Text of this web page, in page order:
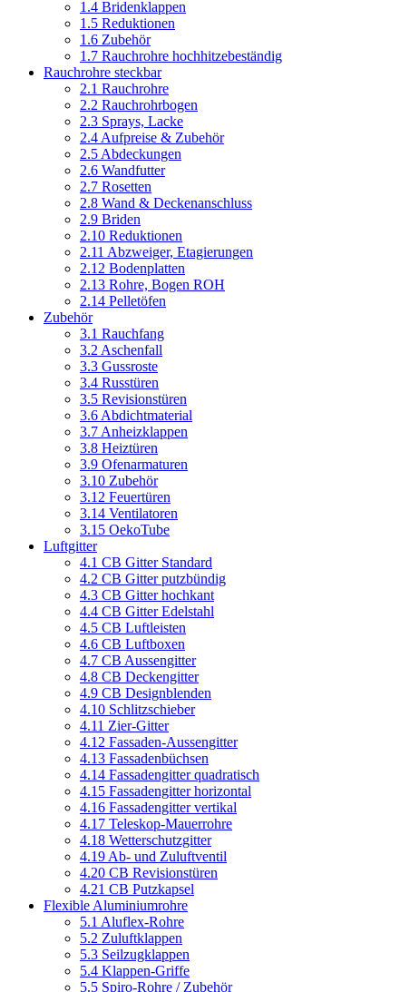
1.4 Bridenklappen
1.5 Reduktionen
1.6 Zubehör
1.7 Rauchrohre hochhitzebeständig
Rauchrohre steckbar
2.1 Rauchrohre
2.2 Rauchrohrbogen
2.3 Sprays, Lacke
2.4 Aufpreise & Zubehör
2.5 Abdeckungen
2.6 Wandfutter
2.7 Rosetten
2.8 Wand & Deckenanschluss
2.9 Briden
2.10 Reduktionen
2.11 Abzweiger, Etagierungen
2.12 Bodenplatten
2.13 Rohre, Bogen ROH
2.14 Pelletöfen
Zubehör
3.1 Rauchfang
3.2 Aschenfall
3.3 Gussroste
3.4 Russtüren
3.5 Revisionstüren
3.6 Abdichtmaterial
3.7 Anheizklappen
3.8 Heiztüren
3.9 Ofenarmaturen
3.10 Zubehör
3.12 Feuertüren
3.14 Ventilatoren
3.15 OekoTube
Luftgitter
4.1 CB Gitter Standard
4.2 CB Gitter putzbündig
4.3 CB Gitter hochkant
4.4 CB Gitter Edelstahl
4.5 CB Luftleisten
4.6 CB Luftboxen
4.7 CB Aussengitter
4.8 CB Deckengitter
4.9 CB Designblenden
4.10 Schlitzschieber
4.11 Zier-Gitter
4.12 Fassaden-Aussengitter
4.13 Fassadenbüchsen
4.14 Fassadengitter quadratisch
4.15 Fassadengitter horizontal
4.16 Fassadengitter vertikal
4.17 Teleskop-Mauerrohre
4.18 Wetterschutzgitter
4.19 Ab- und Zuluftventil
4.20 CB Revisionstüren
4.21 CB Putzkapsel
Flexible Aluminiumrohre
5.1 Aluflex-Rohre
5.2 Zuluftklappen
5.3 Seilzugklappen
5.4 Klappen-Griffe
5.5 Spiro-Rohre / Zubehör